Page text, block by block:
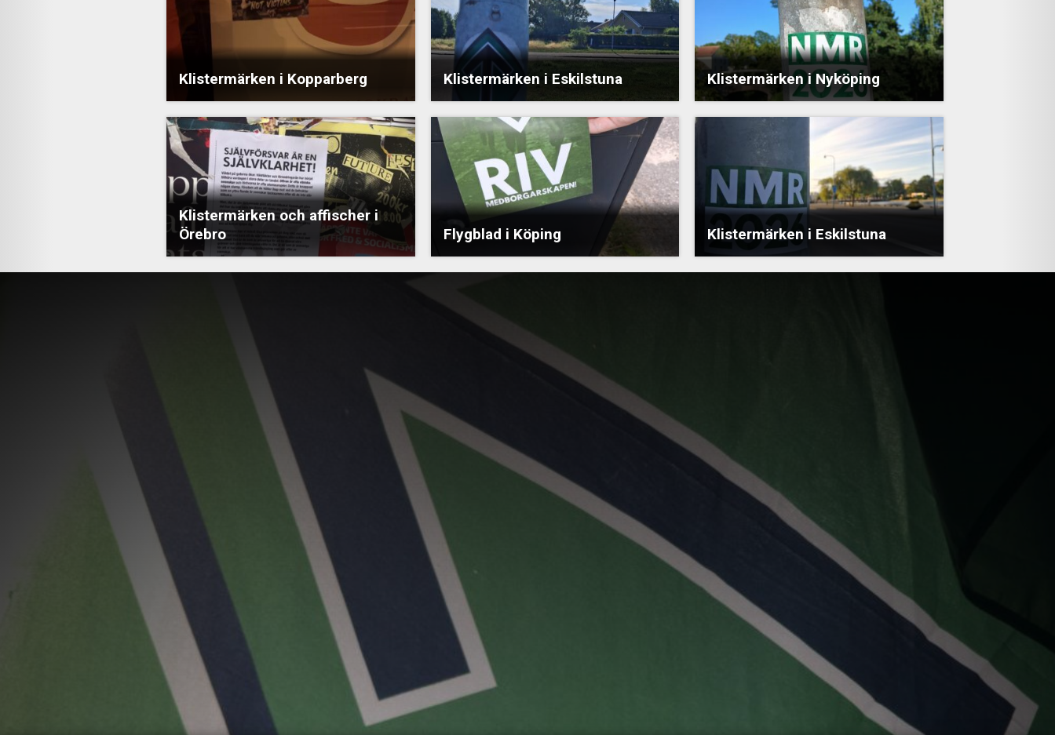
Klistermärken i Kopparberg Klistermärken i Eskilstuna Klistermärken i Nyköping
Klistermärken och affischer i
Örebro
Flygblad i Köping Klistermärken i Eskilstuna